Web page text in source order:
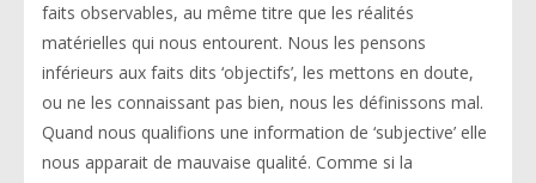
faits observables, au même titre que les réalités
matérielles qui nous entourent. Nous les pensons
inférieurs aux faits dits ‘objectifs’, les mettons en doute,
ou ne les connaissant pas bien, nous les définissons mal.
Quand nous qualifions une information de ‘subjective’ elle
nous apparait de mauvaise qualité. Comme si la